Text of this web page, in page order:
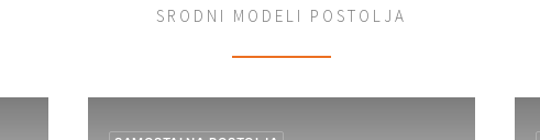
SRODNI MODELI POSTOLJA